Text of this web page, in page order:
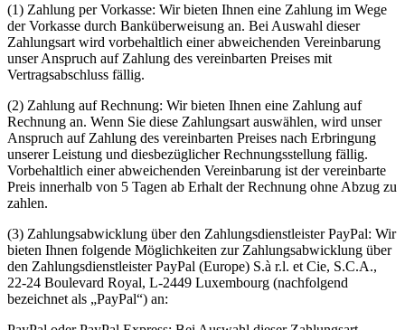
(1) Zahlung per Vorkasse: Wir bieten Ihnen eine Zahlung im Wege
der Vorkasse durch Banküberweisung an. Bei Auswahl dieser
Zahlungsart wird vorbehaltlich einer abweichenden Vereinbarung
unser Anspruch auf Zahlung des vereinbarten Preises mit
Vertragsabschluss fällig.
(2) Zahlung auf Rechnung: Wir bieten Ihnen eine Zahlung auf
Rechnung an. Wenn Sie diese Zahlungsart auswählen, wird unser
Anspruch auf Zahlung des vereinbarten Preises nach Erbringung
unserer Leistung und diesbezüglicher Rechnungsstellung fällig.
Vorbehaltlich einer abweichenden Vereinbarung ist der vereinbarte
Preis innerhalb von 5 Tagen ab Erhalt der Rechnung ohne Abzug zu
zahlen.
(3) Zahlungsabwicklung über den Zahlungsdienstleister PayPal: Wir
bieten Ihnen folgende Möglichkeiten zur Zahlungsabwicklung über
den Zahlungsdienstleister PayPal (Europe) S.à r.l. et Cie, S.C.A.,
22-24 Boulevard Royal, L-2449 Luxembourg (nachfolgend
bezeichnet als „PayPal“) an: